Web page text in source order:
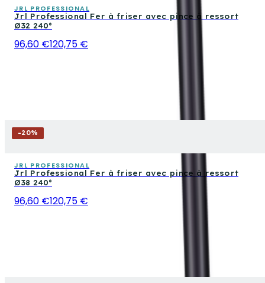
JRL PROFESSIONAL
Jrl Professional Fer à friser avec pince à ressort
Ø32 240°
96,60 €120,75 €
-20%
JRL PROFESSIONAL
Jrl Professional Fer à friser avec pince à ressort
Ø38 240°
96,60 €120,75 €